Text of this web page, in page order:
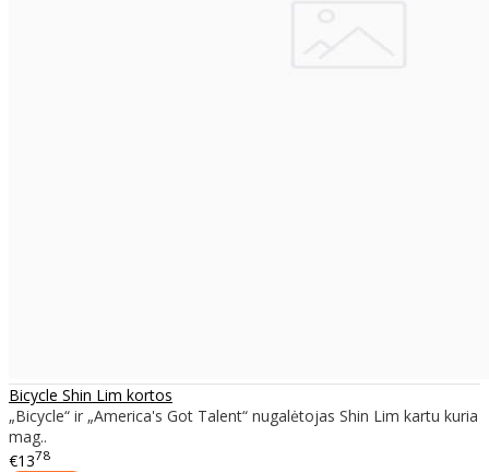
Bicycle Shin Lim kortos
„Bicycle“ ir „America's Got Talent“ nugalėtojas Shin Lim kartu kuria
mag..
€1378